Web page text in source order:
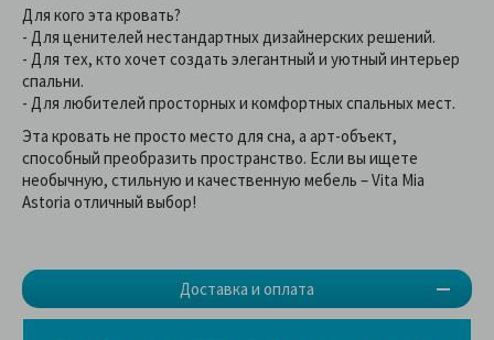
Доставка и оплата
Для кого эта кровать?
- Для ценителей нестандартных дизайнерских решений.
- Для тех, кто хочет создать элегантный и уютный интерьер
спальни.
- Для любителей просторных и комфортных спальных мест.
Эта кровать не просто место для сна, а арт-объект,
способный преобразить пространство. Если вы ищете
необычную, стильную и качественную мебель – Vita Mia
Astoria отличный выбор!